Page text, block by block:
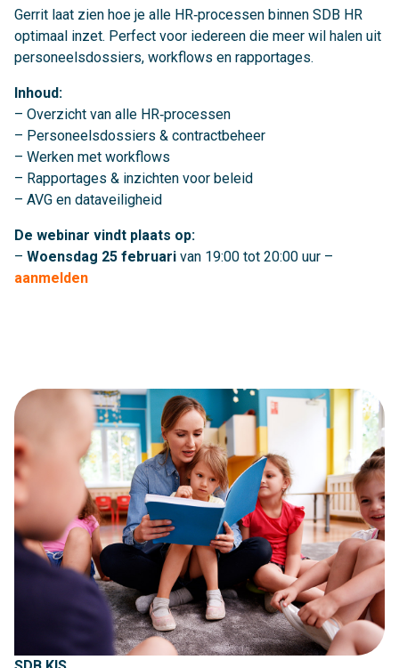
Gerrit laat zien hoe je alle HR‑processen binnen SDB HR
optimaal inzet. Perfect voor iedereen die meer wil halen uit
personeelsdossiers, workflows en rapportages.
Inhoud:
– Overzicht van alle HR‑processen
– Personeelsdossiers & contractbeheer
– Werken met workflows
– Rapportages & inzichten voor beleid
– AVG en dataveiligheid
De webinar vindt plaats op:
– Woensdag 25 februari van 19:00 tot 20:00 uur –
aanmelden